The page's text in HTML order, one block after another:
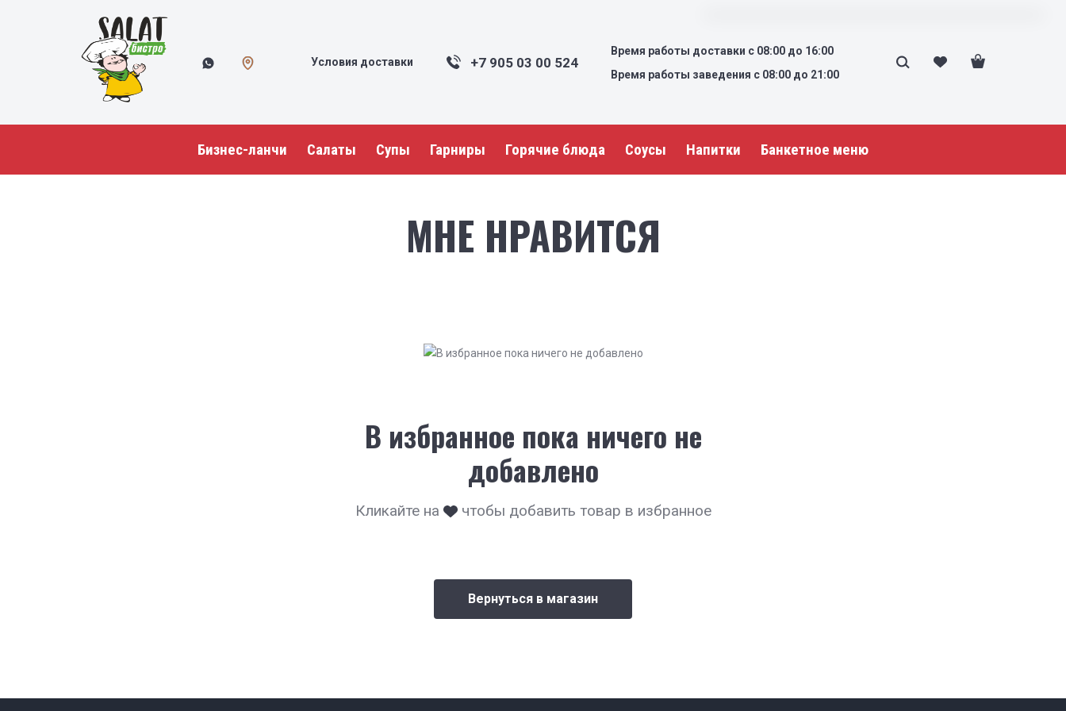
Условия доставки +7 905 03 00 524
Время работы доставки с 08:00 до 16:00
Время работы заведения с 08:00 до 21:00
Бизнес-ланчи Салаты Супы Гарниры Горячие блюда Соусы Напитки Банкетное меню
МНЕ НРАВИТСЯ
В избранное пока ничего не
добавлено
Кликайте на чтобы добавить товар в избранное
Вернуться в магазин